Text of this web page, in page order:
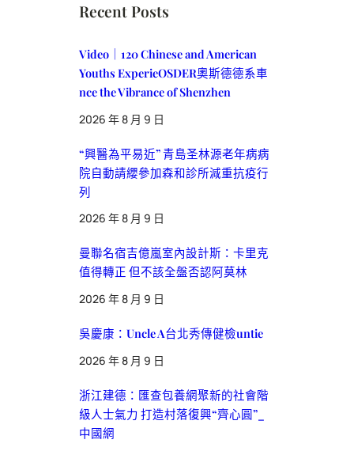
Recent Posts
Video｜120 Chinese and American
Youths ExperieOSDER奧斯德德系車
nce the Vibrance of Shenzhen
2026 年 8 月 9 日
“興醫為平易近” 青島圣林源老年病病
院自動請纓參加森和診所減重抗疫行
列
2026 年 8 月 9 日
曼聯名宿吉億嵐室內設計斯：卡里克
值得轉正 但不該全盤否認阿莫林
2026 年 8 月 9 日
吳慶康：Uncle A台北秀傳健檢untie
2026 年 8 月 9 日
浙江建德：匯查包養網聚新的社會階
級人士氣力 打造村落復興“齊心圓”_
中國網